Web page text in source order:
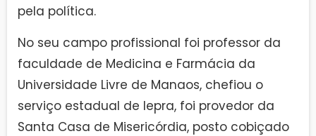
pela política.
No seu campo profissional foi professor da
faculdade de Medicina e Farmácia da
Universidade Livre de Manaos, chefiou o
serviço estadual de lepra, foi provedor da
Santa Casa de Misericórdia, posto cobiçado